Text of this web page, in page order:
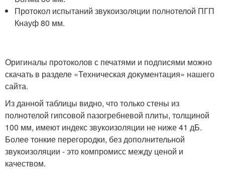
Протокол испытаний звукоизоляции полнотелой ПГП
Кнауф 80 мм.
Оригиналы протоколов с печатями и подписями можно
скачать в разделе «Техническая документация» нашего
сайта.
Из данной таблицы видно, что только стены из
полнотелой гипсовой пазогребневой плиты, толщиной
100 мм, имеют индекс звукоизоляции не ниже 41 дБ.
Более тонкие перегородки, без дополнительной
звукоизоляции - это компромисс между ценой и
качеством.